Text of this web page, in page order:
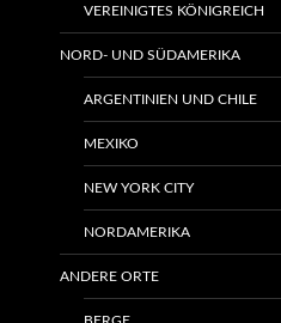
VEREINIGTES KÖNIGREICH
NORD- UND SÜDAMERIKA
ARGENTINIEN UND CHILE
MEXIKO
NEW YORK CITY
NORDAMERIKA
ANDERE ORTE